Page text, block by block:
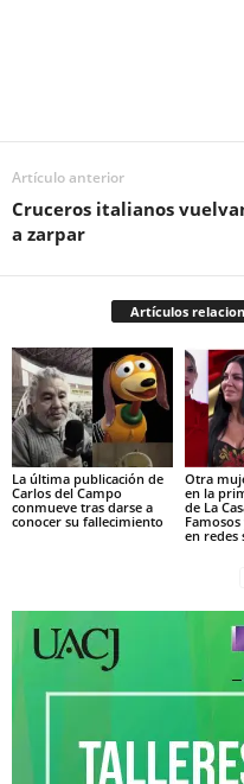
Artículo anterior
Cruceros italianos
a zarpar
Artículos
La última publicación de
Carlos del Campo
conmueve tras darse a
conocer su fallecimiento
Otra
en la
de La
en redes